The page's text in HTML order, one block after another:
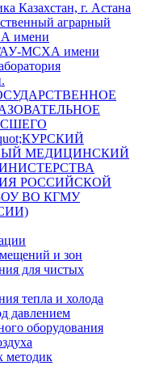
Казахстан, г. Астана
аграрный
имени
МСХА имени
МЕДИЦИНСКИЙ
РОССИЙСКОЙ
ВО КГМУ
и зон
для чистых
тепла и холода
давлением
оборудования
методик